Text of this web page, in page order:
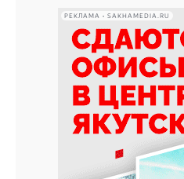
РЕКЛАМА • SAKHAMEDIA.RU